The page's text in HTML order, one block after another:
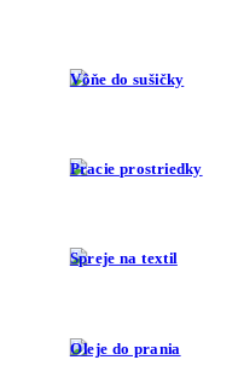
Vôňe do sušičky
Pracie prostriedky
Spreje na textil
Oleje do prania